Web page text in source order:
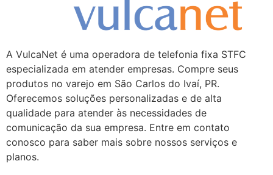
A VulcaNet é uma operadora de telefonia fixa STFC
especializada em atender empresas. Compre seus
produtos no varejo em São Carlos do Ivaí, PR.
Oferecemos soluções personalizadas e de alta
qualidade para atender às necessidades de
comunicação da sua empresa. Entre em contato
conosco para saber mais sobre nossos serviços e
planos.